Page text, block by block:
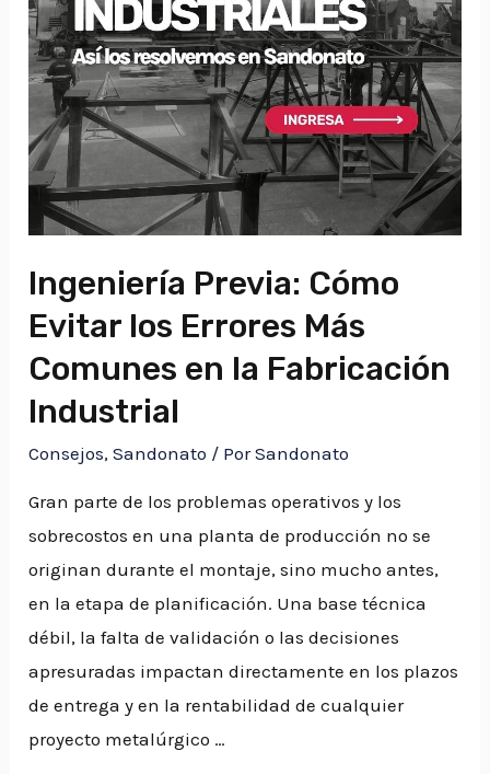
Ingeniería Previa: Cómo
Evitar los Errores Más
Comunes en la Fabricación
Industrial
Consejos,Sandonato / PorSandonato
Gran parte de los problemas operativos y los
sobrecostos en una planta de producción no se
originan durante el montaje, sino mucho antes,
en la etapa de planificación. Una base técnica
débil, la falta de validación o las decisiones
apresuradas impactan directamente en los plazos
de entrega y en la rentabilidad de cualquier
proyecto metalúrgico …